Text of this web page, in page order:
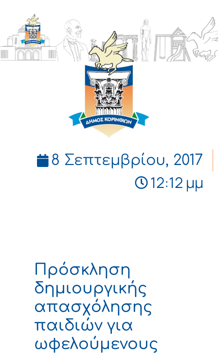
ΔΗΜΟΣ
ΚΟΡΙΝΘΙΩΝ
8 Σεπτεμβρίου, 2017
12:12 μμ
Πρόσκληση
δημιουργικής
απασχόλησης
παιδιών για
ωφελούμενους